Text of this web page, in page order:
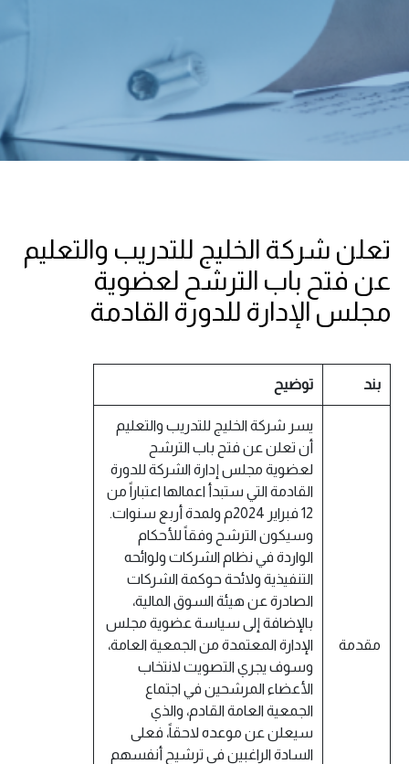
تعلن شركة الخليج للتدريب والتعليم
عن فتح باب الترشح لعضوية
مجلس الإدارة للدورة القادمة
بند توضيح
مقدمة
يسر شركة الخليج للتدريب والتعليم
أن تعلن عن فتح باب الترشح
لعضوية مجلس إدارة الشركة للدورة
القادمة التي ستبدأ اعمالها اعتباراً من
12 فبراير 2024م ولمدة أربع سنوات.
وسيكون الترشح وفقاً للأحكام
الواردة في نظام الشركات ولوائحه
التنفيذية ولائحة حوكمة الشركات
الصادرة عن هيئة السوق المالية،
بالإضافة إلى سياسة عضوية مجلس
الإدارة المعتمدة من الجمعية العامة،
وسوف يجري التصويت لانتخاب
الأعضاء المرشحين في اجتماع
الجمعية العامة القادم، والذي
سيعلن عن موعده لاحقاً، فعلى
السادة الراغبين في ترشيح أنفسهم